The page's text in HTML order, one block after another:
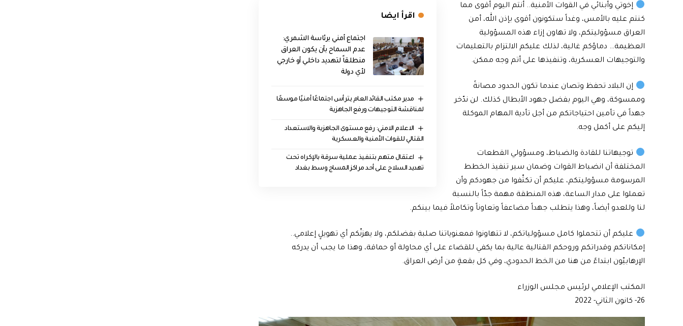
اقرأ ايضا
اجتماع أمني برئاسة الشمري:
عدم السماح بأن يكون العراق
منطلقاً لتهديد داخلي أو خارجي
لأي دولة
مدير مكتب القائد العام يترأس اجتماعًا أمنيًا موسعًا
لمناقشة التوجيهات ورفع الجاهزية
الاعلام الامني: رفع مستوى الجاهزية والاستعداد
القتالي للقوات الأمنية والعسكرية
اعتقال متهم بتنفيذ عملية سرقة بالإكراه تحت
تهديد السلاح على أحد مراكز المساج وسط بغداد
إخوتي وأبنائي في القوات الأمنية.. أنتم اليوم أقوى مما
كنتم عليه بالأمس، وغداً ستكونون أقوى بإذن الله، أمن
العراق مسؤوليتكم، ولا تهاون إزاء هذه المسؤولية
العظيمة… دماؤكم غالية، لذلك عليكم الالتزام بالتعليمات
والتوجيهات العسكرية، وتنفيذها على أتم وجه ممكن.
إن البلاد تحفظ وتصان عندما تكون الحدود مصانةً
وممسوكة، وهي اليوم بفضل جهود الأبطال كذلك. لن ندّخر
جهداً في تأمين احتياجاتكم من أجل تأدية المهام الموكلة
إليكم على أكمل وجه.
توجيهاتنا للقادة والضباط، ومسؤولي القطعات
المختلفة أن انضباط القوات وضمان سير تنفيذ الخطط
المرسومة مسؤوليتكم، عليكم أن تكثّفوا من جهودكم وأن
تعملوا على مدار الساعة، هذه المنطقة مهمة جدّاً بالنسبة
لنا وللعدو أيضاً، وهذا يتطلب جهداً مضاعفاً وتعاوناً وتكاملاً فيما بينكم.
عليكم أن تتحملوا كامل مسؤولياتكم، لا تتهاونوا فمعنوياتنا صلبة بفضلكم، ولا يهزنّكم أي تهويلٍ إعلامي..
إمكاناتكم وقدراتكم وروحكم القتالية عالية بما يكفي للقضاء على أي محاولة أو حماقة، وهذا ما يجب أن يدركه
الإرهابيّون ابتداءً من هنا من الخط الحدودي، وفي كل بقعةٍ من أرض العراق.
المكتب الإعلامي لرئيس مجلس الوزراء
26- كانون الثاني- 2022